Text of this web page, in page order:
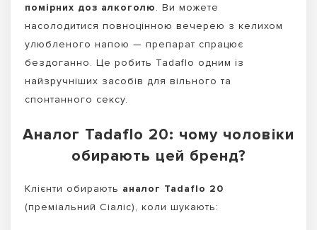
помірних доз алкоголю. Ви можете
насолодитися повноцінною вечерею з келихом
улюбленого напою — препарат спрацює
бездоганно. Це робить Tadaflo одним із
найзручніших засобів для вільного та
спонтанного сексу.
Аналог Tadaflo 20: чому чоловіки
обирають цей бренд?
Клієнти обирають аналог Tadaflo 20
(преміальний Сіаліс), коли шукають: